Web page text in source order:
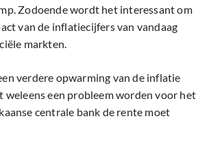
Zodoende wordt het interessant om
van de inflatiecijfers van vandaag
markten.
verdere opwarming van de inflatie
weleens een probleem worden voor het
centrale bank de rente moet